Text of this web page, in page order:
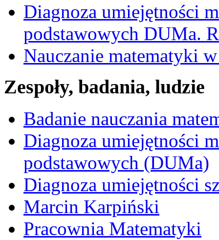
Diagnoza umiejętności
podstawowych DUMa.
Nauczanie matematyki
Zespoły, badania, ludzie
Badanie nauczania
Diagnoza umiejętności
podstawowych (DUMa)
Diagnoza umiejętności
Marcin Karpiński
Pracownia Matematyki